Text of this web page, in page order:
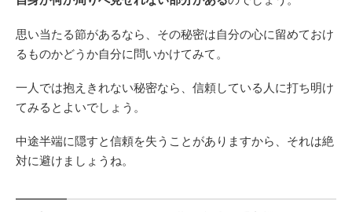
思い当たる節があるなら、その秘密は自分の心に留めておけ
るものかどうか自分に問いかけてみて。
一人では抱えきれない秘密なら、信頼している人に打ち明け
てみるとよいでしょう。
中途半端に隠すと信頼を失うことがありますから、それは絶
対に避けましょうね。